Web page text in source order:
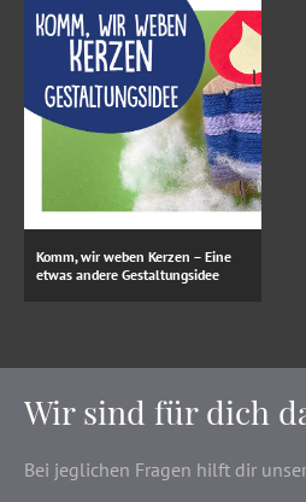
Komm, wir weben Kerzen – Eine
etwas andere Gestaltungsidee
Wir sind für dich
Bei jeglichen Fragen hilft dir